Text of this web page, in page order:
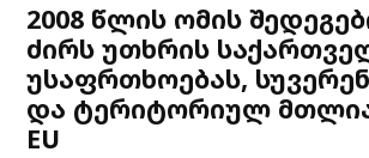
2008 წლის ომის
ძირს უთხრის
უსაფრთხოებას,
და ტერიტორიულ
EU